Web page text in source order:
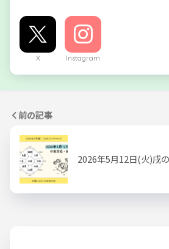
X Instagram
前の記事
2026年5月12日(火)戌